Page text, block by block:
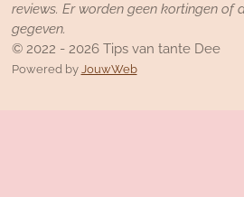
reviews. Er worden geen kortingen of
gegeven.
© 2022 - 2026 Tips van tante Dee
Powered by JouwWeb